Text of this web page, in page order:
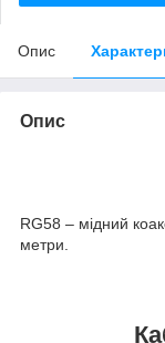
Опис
Опис
RG58 – мідний
метри.